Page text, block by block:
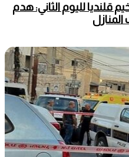
قلنديا لليوم الثاني: هدم